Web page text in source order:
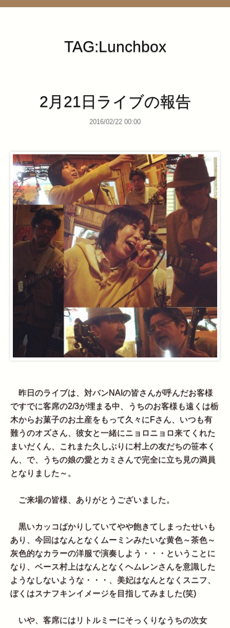
TAG:Lunchbox
2月21日ライブの報告
2016/02/22 00:00
昨日のライブは、対バンNAIの皆さんが呼んだお客様
ですでに客席の2/3が埋まる中、うちのお客様も遠くは栃
木からお菓子のお土産をもって久々にFさん、いつも有
難うのオズさん、彼女と一緒にニョロニョロ来てくれた
まいだくん、これまた久しぶりに村上の友だちの笹本く
ん、で、うちの娘の愛とカミさんで完全に立ち見の満員
となりました～。
ご来場の皆様、ありがとうございました。
黒いカッコばかりしていてやや飽きてしまったせいも
あり、今回はなんとなくムーミンみたいな黄色～茶色～
灰色的なカラーの洋服で演奏しよう・・・ということに
なり、ベース村上はなんとなくヘムレンさんを意識した
ようなしないような・・・、美妃はなんとなくスニフ、
ぼくはスナフキンイメージを目指してみました(笑)
いや、客席にはリトルミーにそっくりなうちの次女